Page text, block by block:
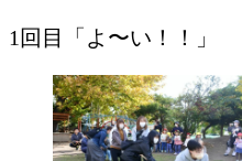
1回目「よ〜い！！」